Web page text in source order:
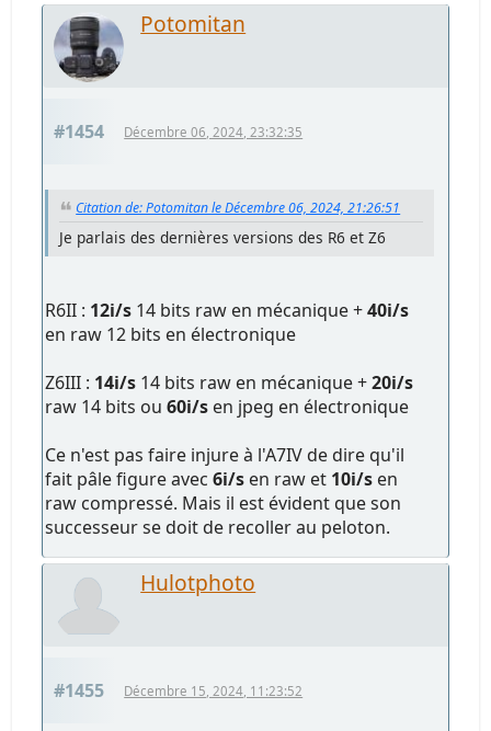
Potomitan
#1454 Décembre 06, 2024, 23:32:35
Citation de: Potomitan le Décembre 06, 2024, 21:26:51
Je parlais des dernières versions des R6 et Z6
R6II : 12i/s 14 bits raw en mécanique +40i/s
en raw 12 bits en électronique
Z6III : 14i/s 14 bits raw en mécanique +20i/s
raw 14 bits ou60i/s en jpeg en électronique
Ce n'est pas faire injure à l'A7IV de dire qu'il
fait pâle figure avec6i/s en raw et 10i/s en
raw compressé. Mais il est évident que son
successeur se doit de recoller au peloton.
Hulotphoto
#1455 Décembre 15, 2024, 11:23:52